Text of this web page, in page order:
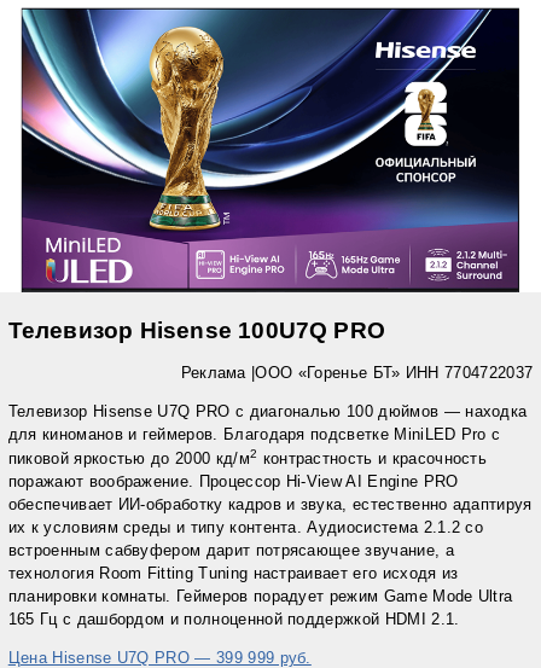
Телевизор Hisense 100U7Q PRO
Реклама |ООО «Горенье БТ» ИНН 7704722037
Телевизор Hisense U7Q PRO с диагональю 100 дюймов — находка
для киноманов и геймеров. Благодаря подсветке MiniLED Pro с
пиковой яркостью до 2000 кд/м2 контрастность и красочность
поражают воображение. Процессор Hi-View AI Engine PRO
обеспечивает ИИ-обработку кадров и звука, естественно адаптируя
их к условиям среды и типу контента. Аудиосистема 2.1.2 со
встроенным сабвуфером дарит потрясающее звучание, а
технология Room Fitting Tuning настраивает его исходя из
планировки комнаты. Геймеров порадует режим Game Mode Ultra
165 Гц с дашбордом и полноценной поддержкой HDMI 2.1.
Цена Hisense U7Q PRO — 399 999 руб.